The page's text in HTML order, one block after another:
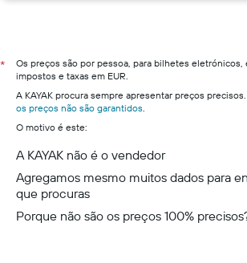
*
Os preços são por pessoa, para bilhetes
impostos e taxas em EUR.
A KAYAK procura sempre apresentar preços
os preços não são garantidos.
O motivo é este:
A KAYAK não é o vendedor
Agregamos mesmo muitos dados para
que procuras
Porque não são os preços 100%